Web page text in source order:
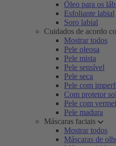
Óleo para os
Esfoliante labial
Soro labial
Cuidados de acordo
Mostrar todos
Pele oleosa
Pele mista
Pele sensível
Pele seca
Pele com
Com protetor
Pele com
Pele madura
Máscaras faciais
Mostrar todos
Máscaras de